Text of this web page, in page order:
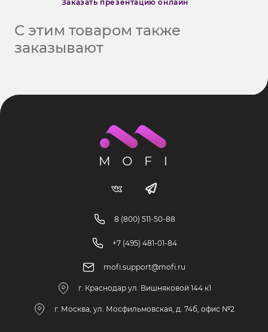
Заказать презентацию онлайн
С этим товаром также
заказывают
8 (800) 511-50-88
+7 (495) 481-01-84
mofi.support@mofi.ru
г. Краснодар ул. Вишняковой 144 к1
г. Москва, ул. Мосфильмовская, д. 74б, офис №2